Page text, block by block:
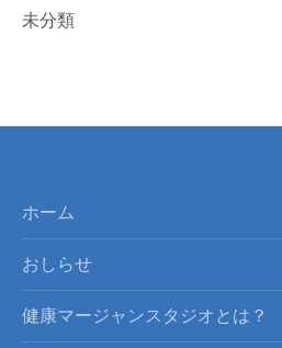
未分類
ホーム
おしらせ
健康マージャンスタジオとは？